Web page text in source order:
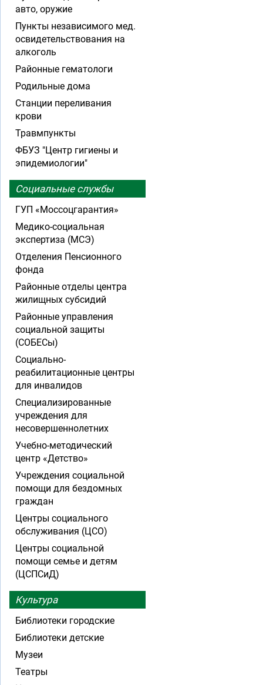
авто, оружие
Пункты независимого мед.
освидетельствования на
алкоголь
Районные гематологи
Родильные дома
Станции переливания
крови
Травмпункты
ФБУЗ "Центр гигиены и
эпидемиологии"
Социальные службы
ГУП «Моссоцгарантия»
Медико-социальная
экспертиза (МСЭ)
Отделения Пенсионного
фонда
Районные отделы центра
жилищных субсидий
Районные управления
социальной защиты
(СОБЕСы)
Социально-
реабилитационные центры
для инвалидов
Специализированные
учреждения для
несовершеннолетних
Учебно-методический
центр «Детство»
Учреждения социальной
помощи для бездомных
граждан
Центры социального
обслуживания (ЦСО)
Центры социальной
помощи семье и детям
(ЦСПСиД)
Культура
Библиотеки городские
Библиотеки детские
Музеи
Театры